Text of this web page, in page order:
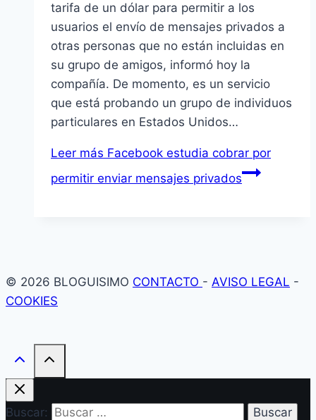
tarifa de un dólar para permitir a los
usuarios el enví­o de mensajes privados a
otras personas que no están incluidas en
su grupo de amigos, informó hoy la
compañí­a. De momento, es un servicio
que está probando un grupo de individuos
particulares en Estados Unidos…
Leer más Facebook estudia cobrar por
permitir enviar mensajes privados
© 2026 BLOGUISIMO CONTACTO - AVISO LEGAL -
COOKIES
Buscar: